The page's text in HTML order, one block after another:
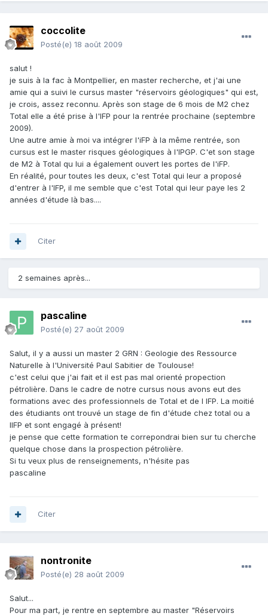
coccolite
Posté(e) 18 août 2009
salut !
je suis à la fac à Montpellier, en master recherche, et j'ai une
amie qui a suivi le cursus master "réservoirs géologiques" qui est,
je crois, assez reconnu. Après son stage de 6 mois de M2 chez
Total elle a été prise à l'IFP pour la rentrée prochaine (septembre
2009).
Une autre amie à moi va intégrer l'iFP à la même rentrée, son
cursus est le master risques géologiques à l'IPGP. C'et son stage
de M2 à Total qu lui a également ouvert les portes de l'iFP.
En réalité, pour toutes les deux, c'est Total qui leur a proposé
d'entrer à l'IFP, il me semble que c'est Total qui leur paye les 2
années d'étude là bas....
Citer
2 semaines après...
pascaline
Posté(e) 27 août 2009
Salut, il y a aussi un master 2 GRN : Geologie des Ressource
Naturelle à l'Université Paul Sabitier de Toulouse!
c'est celui que j'ai fait et il est pas mal orienté propection
pétrolière. Dans le cadre de notre cursus nous avons eut des
formations avec des professionnels de Total et de l IFP. La moitié
des étudiants ont trouvé un stage de fin d'étude chez total ou a
lIFP et sont engagé à présent!
je pense que cette formation te correpondrai bien sur tu cherche
quelque chose dans la prospection pétrolière.
Si tu veux plus de renseignements, n'hésite pas
pascaline
Citer
nontronite
Posté(e) 28 août 2009
Salut...
Pour ma part, je rentre en septembre au master "Réservoirs